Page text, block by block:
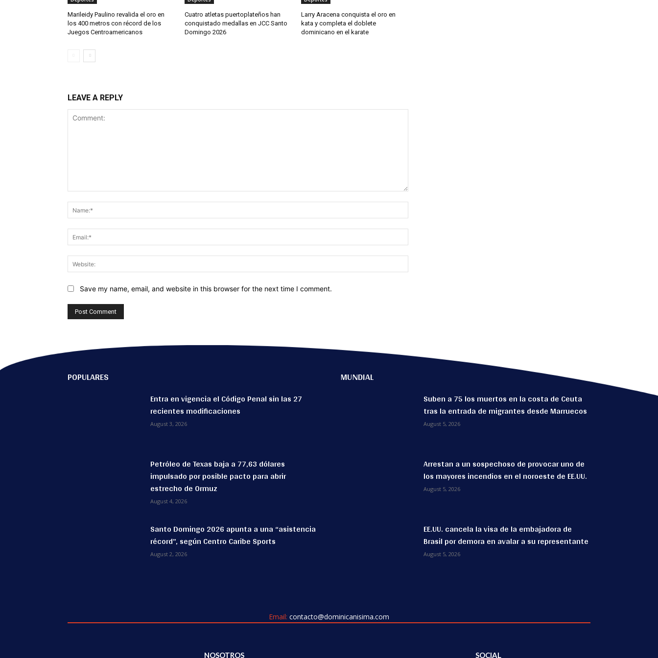
Marileidy Paulino revalida el oro en
los 400 metros con récord de los
Juegos Centroamericanos
Cuatro atletas puertoplateños han
conquistado medallas en JCC Santo
Domingo 2026
Larry Aracena conquista el oro en
kata y completa el doblete
dominicano en el karate
LEAVE A REPLY
Save my name, email, and website in this browser for the next time I comment.
POPULARES
Entra en vigencia el Código Penal sin las 27
recientes modificaciones
August 3, 2026
Petróleo de Texas baja a 77,63 dólares
impulsado por posible pacto para abrir
estrecho de Ormuz
August 4, 2026
Santo Domingo 2026 apunta a una “asistencia
récord”, según Centro Caribe Sports
August 2, 2026
MUNDIAL
Suben a 75 los muertos en la costa de Ceuta
tras la entrada de migrantes desde Marruecos
August 5, 2026
Arrestan a un sospechoso de provocar uno de
los mayores incendios en el noroeste de EE.UU.
August 5, 2026
EE.UU. cancela la visa de la embajadora de
Brasil por demora en avalar a su representante
August 5, 2026
Email: contacto@dominicanisima.com
NOSOTROS SOCIAL